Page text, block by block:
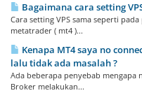
Bagaimana cara setting
Cara setting VPS sama seperti
metatrader ( mt4 )...
Kenapa MT4 saya no
lalu tidak ada masalah ?
Ada beberapa penyebab
Broker melakukan...